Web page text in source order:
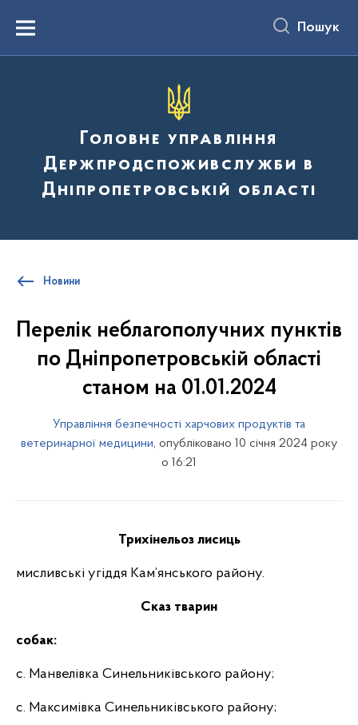
вмістуMenu Пошук
Головне управління
Держпродспоживслужби в
Дніпропетровській області
Новини
Перелік неблагополучних пунктів
по Дніпропетровській області
станом на 01.01.2024
Управління безпечності харчових продуктів та
ветеринарної медицини, опубліковано 10 січня 2024 року
о 16:21
Трихінельоз лисиць
мисливські угіддя Кам’янського району.
Сказ тварин
собак:
с. Манвелівка Синельниківського району;
с. Максимівка Синельниківського району;